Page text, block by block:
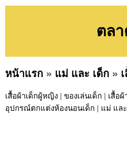
ตล
หน้าแรก » แม่ และ เด็ก »
เสื้อผ้าเด็กผู้หญิง | ของเล่นเด็ก | เสื้อผ้
อุปกรณ์ตกแต่งห้องนอนเด็ก | แม่ แล